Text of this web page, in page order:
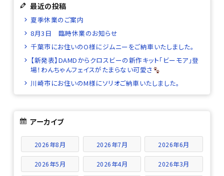
最近の投稿
夏季休業のご案内
8月3日 臨時休業のお知らせ
千葉市にお住いのO様にジムニーをご納車いたしました。
【新発表】DAMDからクロスビーの新作キット「ビーモア」登
場！わんちゃんフェイスがたまらない可愛さ
川崎市にお住いのM様にソリオご納車いたしました。
アーカイブ
2026年8月 2026年7月 2026年6月
2026年5月 2026年4月 2026年3月